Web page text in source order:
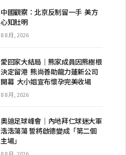
中國觀察：北京反制留一手 美方
心知肚明
8 8 月, 2026
愛回家大結局｜熊家成員因熊樹根
決定留港 熊尚善助龍力蓮新公司
開幕 大小姐宣布懷孕完美收場
8 8 月, 2026
奧迪足球峰會｜內地拜仁球迷大軍
浩浩蕩蕩 誓將啟德變成「第二個
主場」